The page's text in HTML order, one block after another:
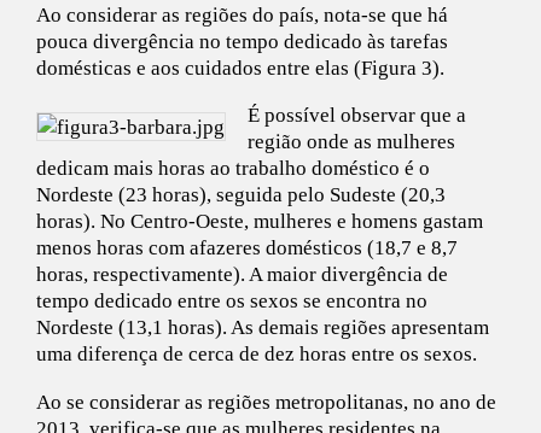
Ao considerar as regiões do país, nota-se que há
pouca divergência no tempo dedicado às tarefas
domésticas e aos cuidados entre elas (Figura 3).
É possível observar que a
região onde as mulheres
dedicam mais horas ao trabalho doméstico é o
Nordeste (23 horas), seguida pelo Sudeste (20,3
horas). No Centro-Oeste, mulheres e homens gastam
menos horas com afazeres domésticos (18,7 e 8,7
horas, respectivamente). A maior divergência de
tempo dedicado entre os sexos se encontra no
Nordeste (13,1 horas). As demais regiões apresentam
uma diferença de cerca de dez horas entre os sexos.
Ao se considerar as regiões metropolitanas, no ano de
2013, verifica-se que as mulheres residentes na